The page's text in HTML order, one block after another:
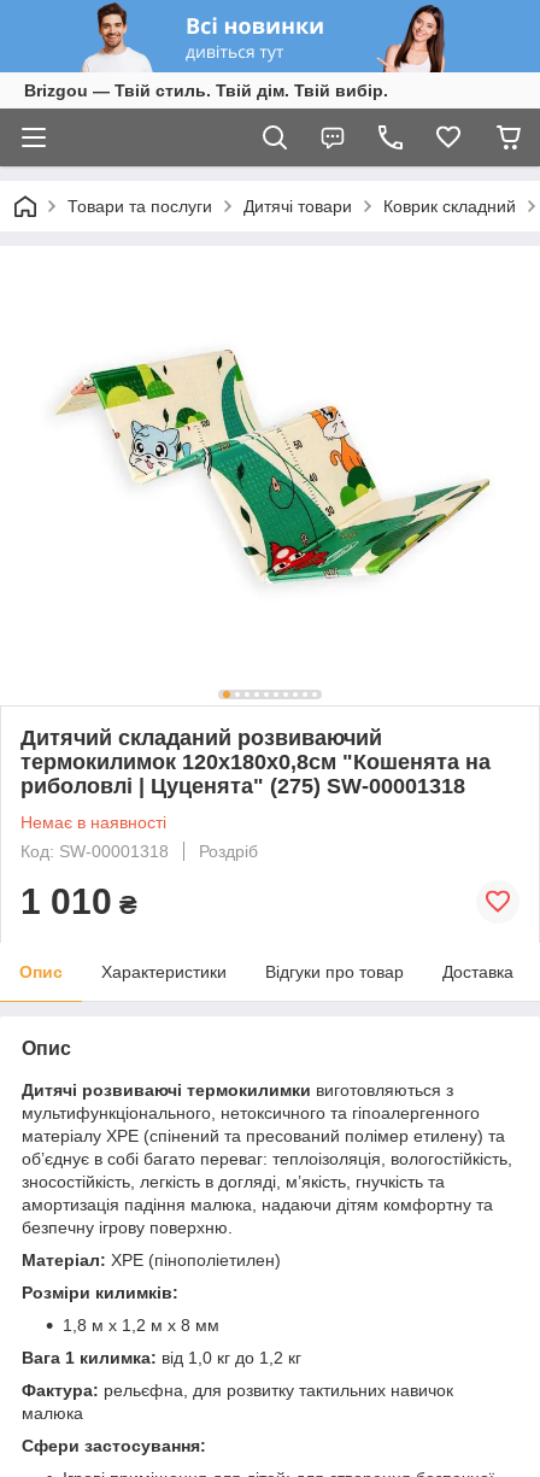
Brizgou — Твій стиль. Твій дім. Твій вибір.
Товари та послуги Дитячі товари Коврик складний
Дитячий складаний розвиваючий
термокилимок 120х180х0,8см "Кошенята на
риболовлі | Цуценята" (275) SW-00001318
Немає в наявності
Код: SW-00001318
Роздріб
1 010 ₴
Опис Характеристики Відгуки про товар Доставка
Опис
Дитячі розвиваючі термокилимки виготовляються з
мультифункціонального, нетоксичного та гіпоалергенного
матеріалу XPE (спінений та пресований полімер етилену) та
об’єднує в собі багато переваг: теплоізоляція, вологостійкість,
зносостійкість, легкість в догляді, м’якість, гнучкість та
амортизація падіння малюка, надаючи дітям комфортну та
безпечну ігрову поверхню.
Матеріал: ХРЕ (пінополіетилен)
Розміри килимків:
1,8 м x 1,2 м х 8 мм
Вага 1 килимка: від 1,0 кг до 1,2 кг
Фактура: рельєфна, для розвитку тактильних навичок
малюка
Сфери застосування: